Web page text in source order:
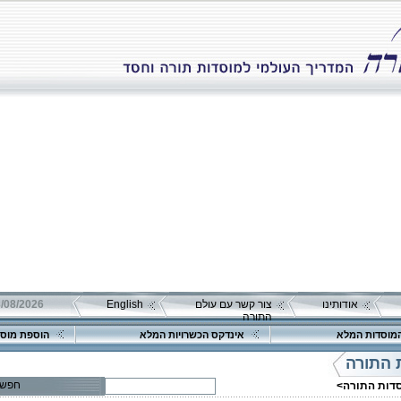
אודותינו
צור קשר עם עולם
התורה
English 08/08/2026 שבת כ"ה
המלא אינדקס הכשרויות המלא הוספת
התורה
התורה>
חפש
פרטים נוספים: